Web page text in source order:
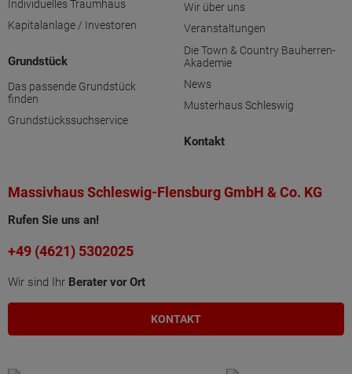
Individuelles Traumhaus
Kapitalanlage / Investoren
Grundstück
Das passende Grundstück
finden
Grundstückssuchservice
Wir über uns
Veranstaltungen
Die Town & Country Bauherren-
Akademie
News
Musterhaus Schleswig
Kontakt
Massivhaus Schleswig-Flensburg GmbH & Co. KG
Rufen Sie uns an!
+49 (4621) 5302025
Wir sind Ihr Berater vor Ort
KONTAKT